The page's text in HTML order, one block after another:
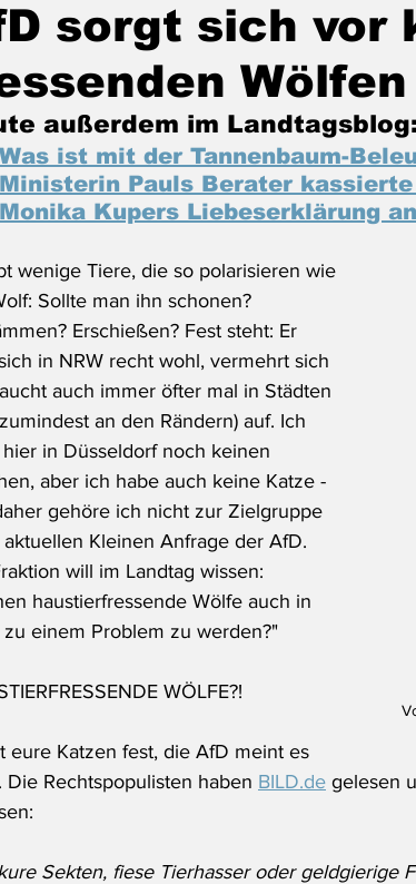
sorgt sich vor
Wölfen
außerdem im Landtagsblog:
Was ist mit der Tannenbaum-
Ministerin Pauls Berater
Monika Kupers Liebeserklärung
wenige Tiere, die so polarisieren wie
Sollte man ihn schonen?
Erschießen? Fest steht: Er
in NRW recht wohl, vermehrt sich
auch immer öfter mal in Städten
an den Rändern) auf. Ich
hier in Düsseldorf noch keinen
aber ich habe auch keine Katze -
gehöre ich nicht zur Zielgruppe
Kleinen Anfrage der AfD.
will im Landtag wissen:
haustierfressende Wölfe auch in
zu einem Problem zu werden?"
WÖLFE?!
eure Katzen fest, die AfD meint es
Die Rechtspopulisten haben BILD.de gelesen
Sekten, fiese Tierhasser oder geldgierige